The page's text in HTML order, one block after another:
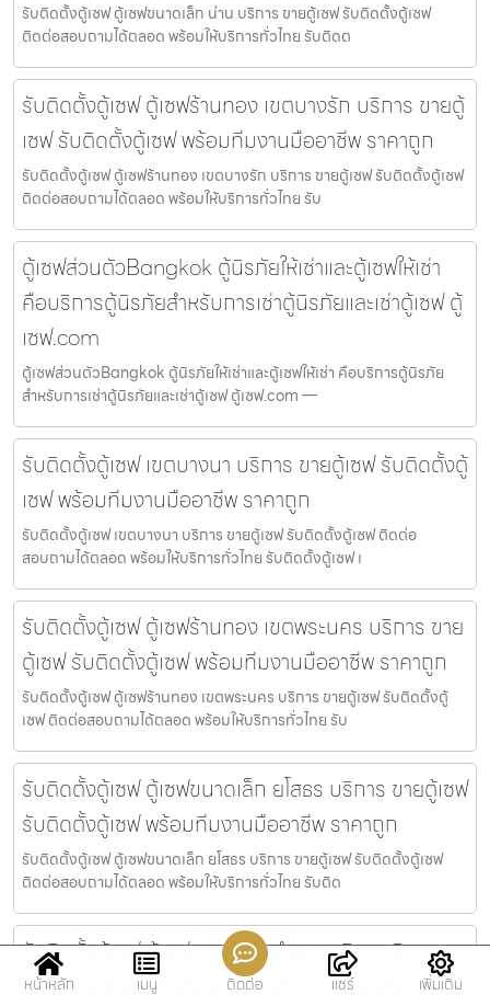
รับติดตั้งตู้เซฟ ตู้เซฟขนาดเล็ก น่าน บริการ ขายตู้เซฟ รับติดตั้งตู้เซฟ
ติดต่อสอบถามได้ตลอด พร้อมให้บริการทั่วไทย รับติดต
รับติดตั้งตู้เซฟ ตู้เซฟร้านทอง เขตบางรัก บริการ ขายตู้
เซฟ รับติดตั้งตู้เซฟ พร้อมทีมงานมืออาชีพ ราคาถูก
รับติดตั้งตู้เซฟ ตู้เซฟร้านทอง เขตบางรัก บริการ ขายตู้เซฟ รับติดตั้งตู้เซฟ
ติดต่อสอบถามได้ตลอด พร้อมให้บริการทั่วไทย รับ
ตู้เซฟส่วนตัวBangkok ตู้นิรภัยให้เช่าและตู้เซฟให้เช่า
คือบริการตู้นิรภัยสำหรับการเช่าตู้นิรภัยและเช่าตู้เซฟ ตู้
เซฟ.com
ตู้เซฟส่วนตัวBangkok ตู้นิรภัยให้เช่าและตู้เซฟให้เช่า คือบริการตู้นิรภัย
สำหรับการเช่าตู้นิรภัยและเช่าตู้เซฟ ตู้เซฟ.com —
รับติดตั้งตู้เซฟ เขตบางนา บริการ ขายตู้เซฟ รับติดตั้งตู้
เซฟ พร้อมทีมงานมืออาชีพ ราคาถูก
รับติดตั้งตู้เซฟ เขตบางนา บริการ ขายตู้เซฟ รับติดตั้งตู้เซฟ ติดต่อ
สอบถามได้ตลอด พร้อมให้บริการทั่วไทย รับติดตั้งตู้เซฟ เ
รับติดตั้งตู้เซฟ ตู้เซฟร้านทอง เขตพระนคร บริการ ขาย
ตู้เซฟ รับติดตั้งตู้เซฟ พร้อมทีมงานมืออาชีพ ราคาถูก
รับติดตั้งตู้เซฟ ตู้เซฟร้านทอง เขตพระนคร บริการ ขายตู้เซฟ รับติดตั้งตู้
เซฟ ติดต่อสอบถามได้ตลอด พร้อมให้บริการทั่วไทย รับ
รับติดตั้งตู้เซฟ ตู้เซฟขนาดเล็ก ยโสธร บริการ ขายตู้เซฟ
รับติดตั้งตู้เซฟ พร้อมทีมงานมืออาชีพ ราคาถูก
รับติดตั้งตู้เซฟ ตู้เซฟขนาดเล็ก ยโสธร บริการ ขายตู้เซฟ รับติดตั้งตู้เซฟ
ติดต่อสอบถามได้ตลอด พร้อมให้บริการทั่วไทย รับติด
รับติดตั้งตู้เซฟ ตู้เซฟขนาดเล็ก อำนาจเจริญ บริการ
ขายตู้เซฟ รับติดตั้งตู้เซฟ พร้อมทีมงานมืออาชีพ ราคา
หน้าหลัก เมนู ติดต่อ แชร์ เพิ่มเติม